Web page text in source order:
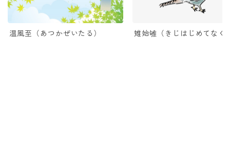
温風至（あつかぜいたる） 雉始雊（きじはじめてなく